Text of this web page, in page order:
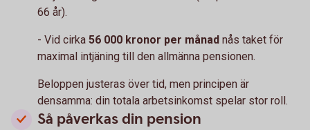
66 år).
- Vid cirka 56 000 kronor per månad nås taket för
maximal intjäning till den allmänna pensionen.
Beloppen justeras över tid, men principen är
densamma: din totala arbetsinkomst spelar stor roll.
Så påverkas din pension